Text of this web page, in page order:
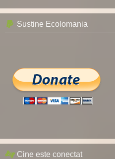
Sustine Ecolomania
Cine este conectat